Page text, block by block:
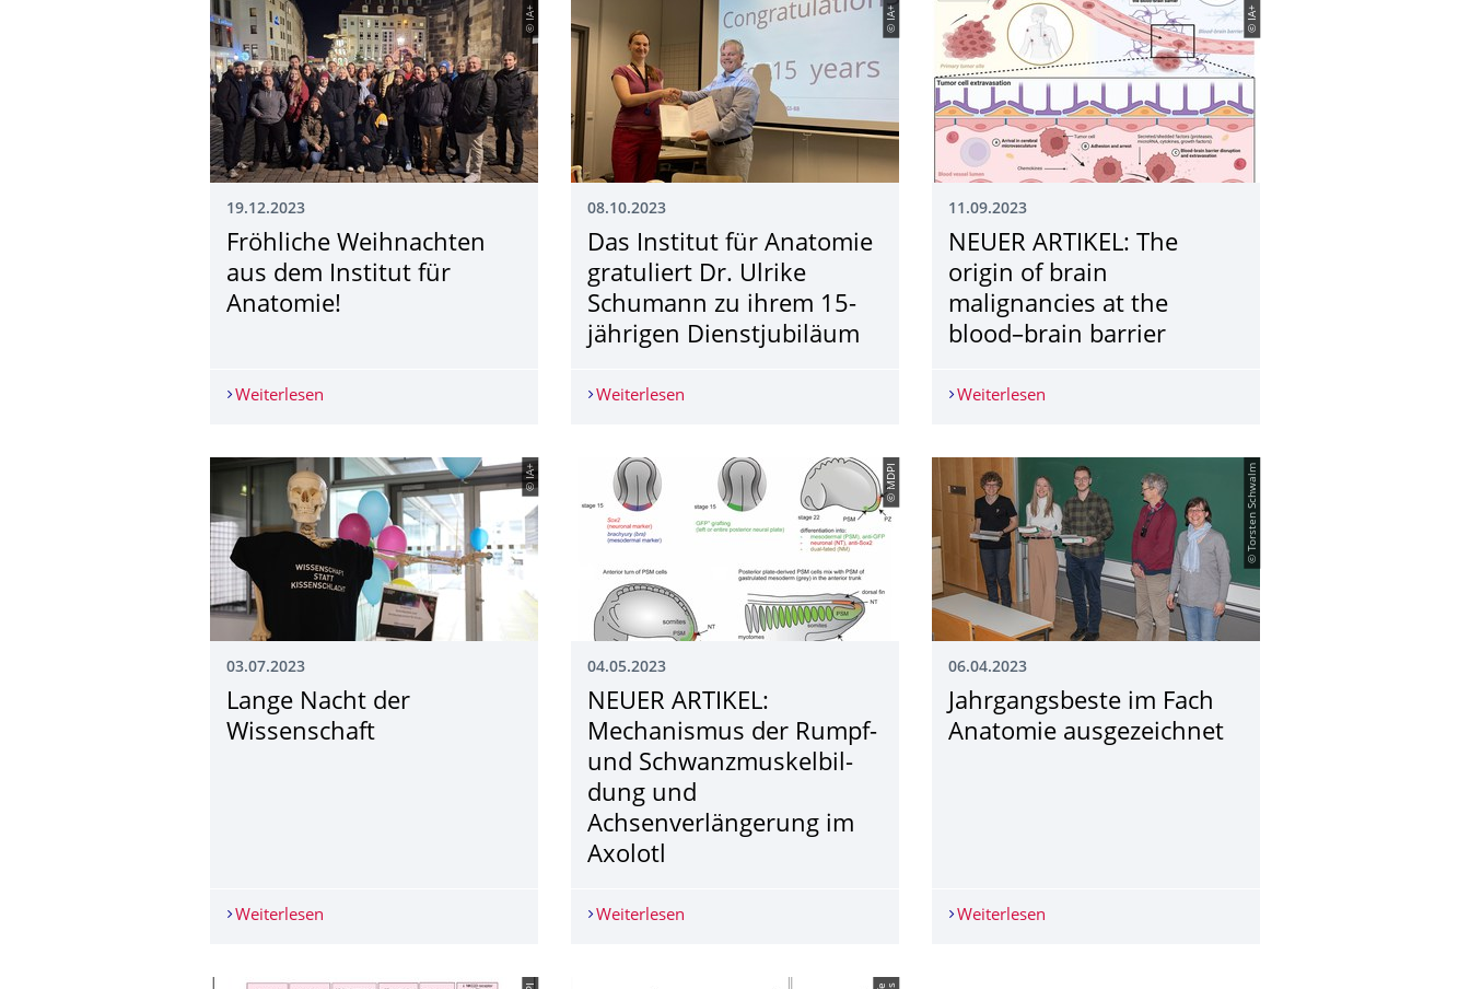
© IA+
19.12.2023
Fröhliche Weihnachten
aus dem Institut für
Anatomie!
Weiterlesen Fröhliche Weihnachten aus dem Institut für Anatomie!
© IA+
08.10.2023
Das Institut für Anatomie
gratuliert Dr. Ulrike
Schumann zu ihrem 15-
jährigen Dienstjubiläum
Weiterlesen Das Institut für Anatomie gratuliert Dr. Ulrike Schumann zu ihrem 15-jährigen Dienstjubiläum
© IA+
11.09.2023
NEUER ARTIKEL: The
origin of brain
malignancies at the
blood–brain barrier
Weiterlesen
© IA+
03.07.2023
Lange Nacht der
Wissenschaft
Weiterlesen
© MDPI
04.05.2023
NEUER ARTIKEL:
Mechanismus der Rumpf-
und Schwanzmuskelbil­
dung und
Achsenverlängerung im
Axolotl
Weiterlesen NEUER ARTIKEL: Mechanismus der Rumpf- und Schwanzmuskelbildung und Achsenverlängerung im
© Torsten Schwalm
06.04.2023
Jahrgangsbeste im Fach
Anatomie ausgezeichnet
Weiterlesen